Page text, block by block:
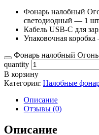
Фонарь налобный
светодиодный — 1
Кабель USB-C для
Упаковочная
Фонарь налобный
quantity
В корзину
Категория: Налобные
Описание
Отзывы (0)
Описание